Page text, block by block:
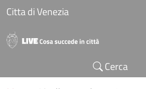
Salta al contenuto principale
Citta di Venezia
Cerca